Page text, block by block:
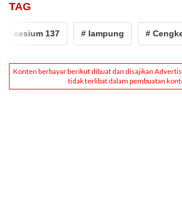
TAG
cesium 137 # lampung # Cengkeh